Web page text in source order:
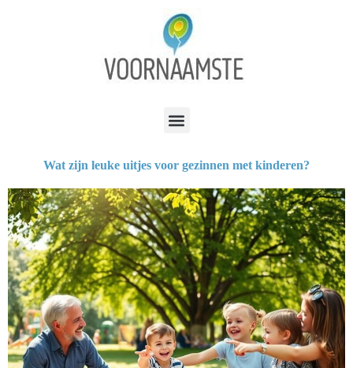
Wat zijn leuke uitjes voor gezinnen met kinderen?